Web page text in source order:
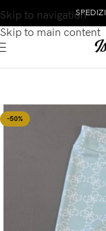
Skip to navigation
Skip to main content
-50%